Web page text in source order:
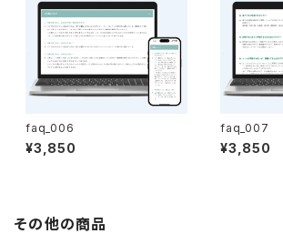
faq_006
¥3,850
faq_007
¥3,850
その他の商品